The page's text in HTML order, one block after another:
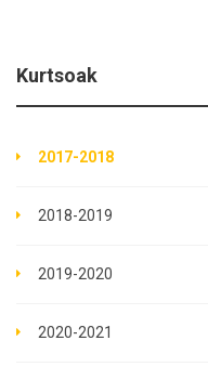
Kurtsoak
2017-2018
2018-2019
2019-2020
2020-2021